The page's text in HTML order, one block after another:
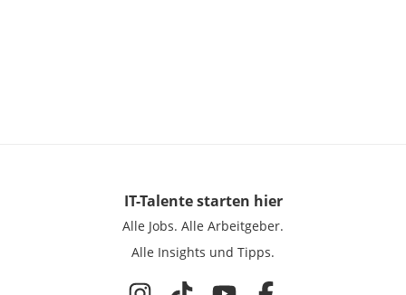
IT-Talentestarten hier
Alle Jobs. Alle Arbeitgeber.
Alle Insights und Tipps.